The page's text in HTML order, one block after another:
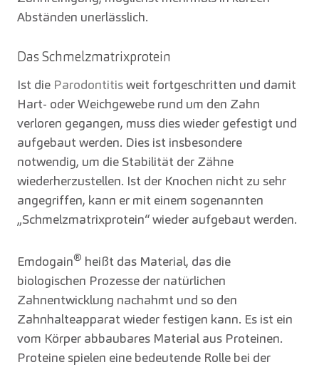
Abständen unerlässlich.
Das Schmelzmatrixprotein
Ist die Parodontitisweit fortgeschritten und damit
Hart- oder Weichgewebe rund um den Zahn
verloren gegangen, muss dies wieder gefestigt und
aufgebaut werden. Dies ist insbesondere
notwendig, um die Stabilität der Zähne
wiederherzustellen. Ist der Knochen nicht zu sehr
angegriffen, kann er mit einem sogenannten
„Schmelzmatrixprotein“ wieder aufgebaut werden.
Emdogain® heißt das Material, das die
biologischen Prozesse der natürlichen
Zahnentwicklung nachahmt und so den
Zahnhalteapparat wieder festigen kann. Es ist ein
vom Körper abbaubares Material aus Proteinen.
Proteine spielen eine bedeutende Rolle bei der